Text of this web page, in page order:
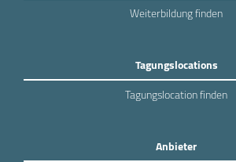
Weiterbildung finden
Tagungslocations
Tagungslocation finden
Anbieter